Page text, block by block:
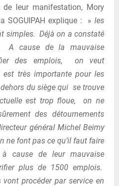
leur manifestation, Mory
SOGUIPAH explique : » les
simples. Déjà on a constaté
A cause de la mauvaise
des emplois, on veut
est très importante pour les
du siège qui se trouve
est trop floue, on ne
des détournements
général Michel Beimy
ne font pas ce qu’il faut faire
cause de leur mauvaise
plus de 1500 emplois.
procéder par service en